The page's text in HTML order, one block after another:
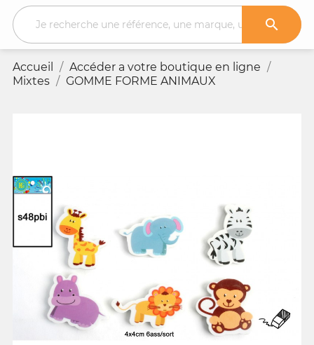

Accueil
Accéder a votre boutique en ligne
Mixtes
GOMME FORME ANIMAUX